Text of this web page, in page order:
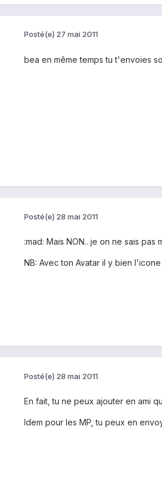
Posté(e) 27 mai 2011
bea en même temps tu t'envoies
Posté(e) 28 mai 2011
:mad: Mais NON.. je on ne sais
NB: Avec ton Avatar il y bien
Posté(e) 28 mai 2011
En fait, tu ne peux ajouter en ami
Idem pour les MP, tu peux en